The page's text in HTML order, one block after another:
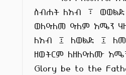
ስብሐት ለአብ ፣
ወለዓለመ ዓለም አሜን
ለአብ ፤ ለወልድ ፤
ዘወትርም ለዘለዓለሙ
Glory be to the